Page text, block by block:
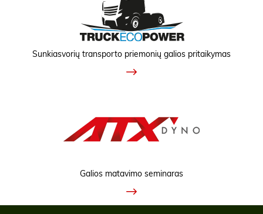
Sunkiasvorių transporto priemonių galios pritaikymas
Galios matavimo seminaras